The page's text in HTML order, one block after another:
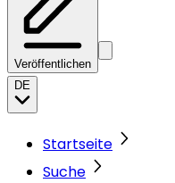
Veröffentlichen
DE
Startseite
Suche